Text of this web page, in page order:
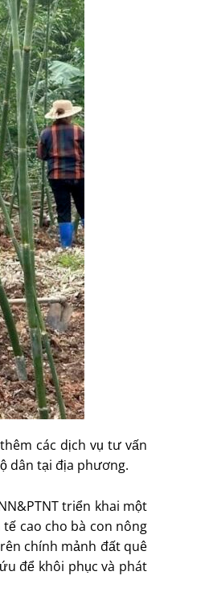
các dịch vụ tư vấn
dân tại địa phương.
triển khai một
cao cho bà con nông
chính mảnh đất quê
để khôi phục và phát